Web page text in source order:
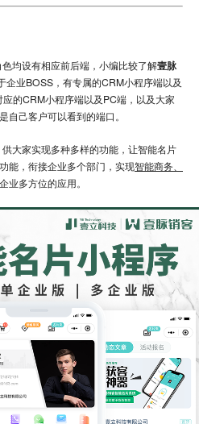
均设有相应前后端，小编比较了解壹脉
企业BOSS，有专属的CRM小程序端以及
的CRM小程序端以及PC端，以及大家
自己客户可以看到的端口。
大家实现多种多样的功能，让智能名片
能，衔接企业多个部门，实现智能商务、
企业多方位的应用。